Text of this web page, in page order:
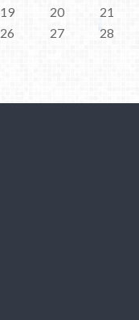
19 20
21
26 27
28